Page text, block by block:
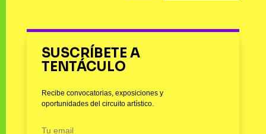
SUSCRÍBETE A
TENTÁCULO
Recibe convocatorias, exposiciones y
oportunidades del circuito artístico.